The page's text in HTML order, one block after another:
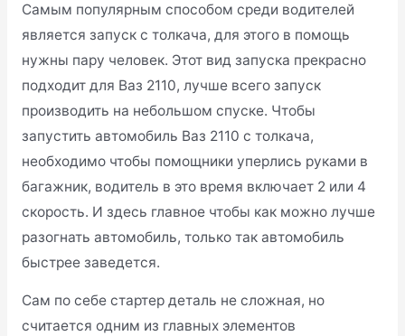
Самым популярным способом среди водителей
является запуск с толкача, для этого в помощь
нужны пару человек. Этот вид запуска прекрасно
подходит для Ваз 2110, лучше всего запуск
производить на небольшом спуске. Чтобы
запустить автомобиль Ваз 2110 с толкача,
необходимо чтобы помощники уперлись руками в
багажник, водитель в это время включает 2 или 4
скорость. И здесь главное чтобы как можно лучше
разогнать автомобиль, только так автомобиль
быстрее заведется.
Сам по себе стартер деталь не сложная, но
считается одним из главных элементов